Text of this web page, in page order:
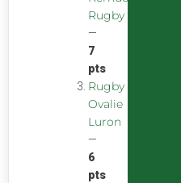
Rugby
—
7
pts
Rugby
Ovalie
Luron
—
6
pts